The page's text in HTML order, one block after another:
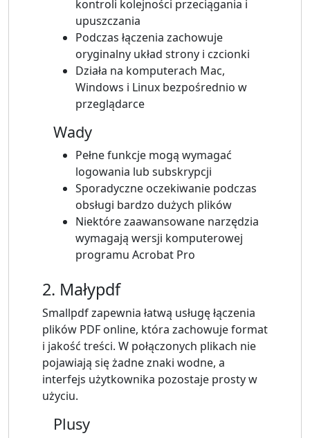
kontroli kolejności przeciągania i
upuszczania
Podczas łączenia zachowuje
oryginalny układ strony i czcionki
Działa na komputerach Mac,
Windows i Linux bezpośrednio w
przeglądarce
Wady
Pełne funkcje mogą wymagać
logowania lub subskrypcji
Sporadyczne oczekiwanie podczas
obsługi bardzo dużych plików
Niektóre zaawansowane narzędzia
wymagają wersji komputerowej
programu Acrobat Pro
2. Małypdf
Smallpdf zapewnia łatwą usługę łączenia
plików PDF online, która zachowuje format
i jakość treści. W połączonych plikach nie
pojawiają się żadne znaki wodne, a
interfejs użytkownika pozostaje prosty w
użyciu.
Plusy